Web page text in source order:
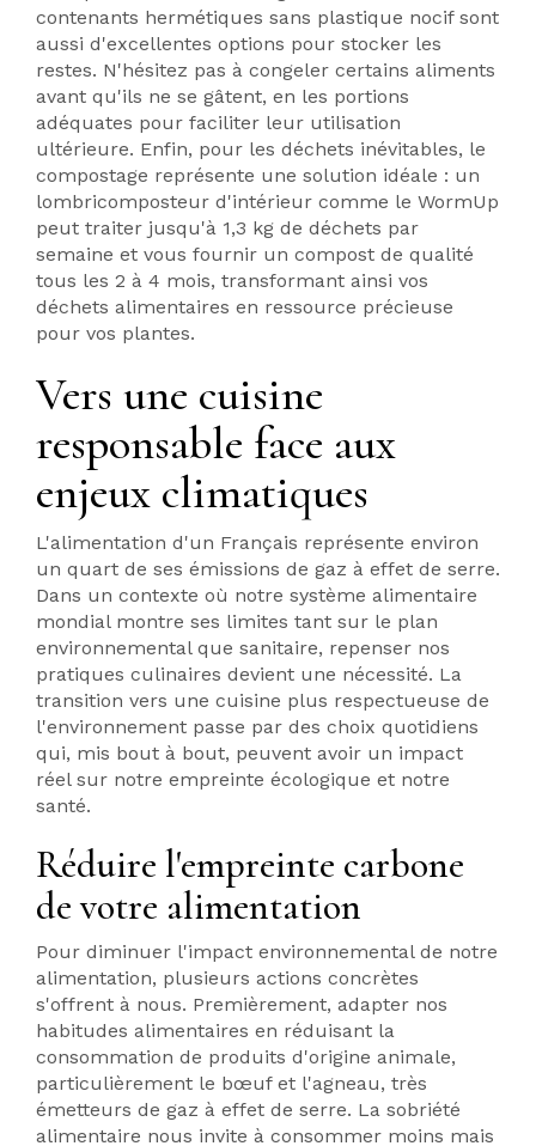
contenants hermétiques sans plastique nocif sont
aussi d'excellentes options pour stocker les
restes. N'hésitez pas à congeler certains aliments
avant qu'ils ne se gâtent, en les portions
adéquates pour faciliter leur utilisation
ultérieure. Enfin, pour les déchets inévitables, le
compostage représente une solution idéale : un
lombricomposteur d'intérieur comme le WormUp
peut traiter jusqu'à 1,3 kg de déchets par
semaine et vous fournir un compost de qualité
tous les 2 à 4 mois, transformant ainsi vos
déchets alimentaires en ressource précieuse
pour vos plantes.
Vers une cuisine
responsable face aux
enjeux climatiques
L'alimentation d'un Français représente environ
un quart de ses émissions de gaz à effet de serre.
Dans un contexte où notre système alimentaire
mondial montre ses limites tant sur le plan
environnemental que sanitaire, repenser nos
pratiques culinaires devient une nécessité. La
transition vers une cuisine plus respectueuse de
l'environnement passe par des choix quotidiens
qui, mis bout à bout, peuvent avoir un impact
réel sur notre empreinte écologique et notre
santé.
Réduire l'empreinte carbone
de votre alimentation
Pour diminuer l'impact environnemental de notre
alimentation, plusieurs actions concrètes
s'offrent à nous. Premièrement, adapter nos
habitudes alimentaires en réduisant la
consommation de produits d'origine animale,
particulièrement le bœuf et l'agneau, très
émetteurs de gaz à effet de serre. La sobriété
alimentaire nous invite à consommer moins mais